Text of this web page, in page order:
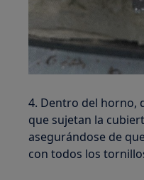
4. Dentro del horno,
que sujetan la
asegurándose de
con todos los